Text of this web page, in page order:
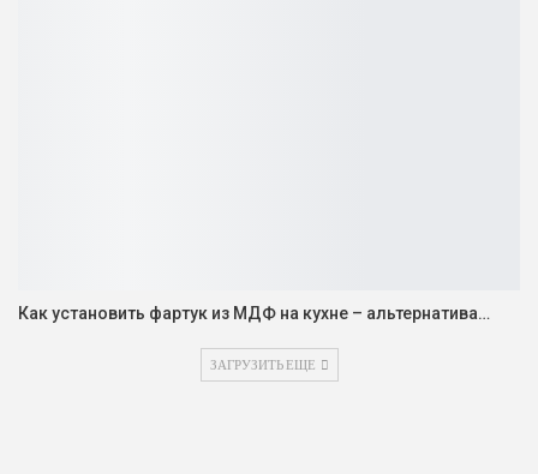
Как установить фартук из МДФ на кухне – альтернатива…
ЗАГРУЗИТЬ ЕЩЕ